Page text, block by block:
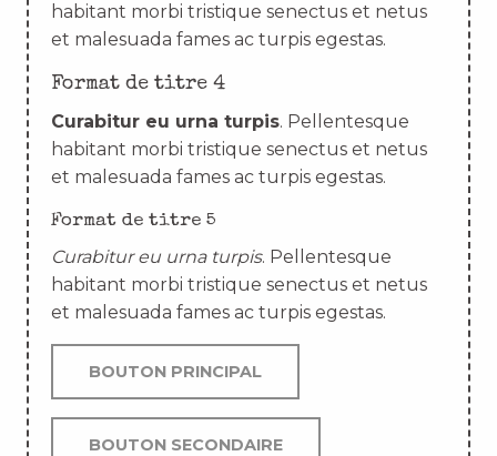
habitant morbi tristique senectus et netus
et malesuada fames ac turpis egestas.
Format de titre 4
Curabitur eu urna turpis. Pellentesque
habitant morbi tristique senectus et netus
et malesuada fames ac turpis egestas.
Format de titre 5
Curabitur eu urna turpis. Pellentesque
habitant morbi tristique senectus et netus
et malesuada fames ac turpis egestas.
BOUTON PRINCIPAL
BOUTON SECONDAIRE